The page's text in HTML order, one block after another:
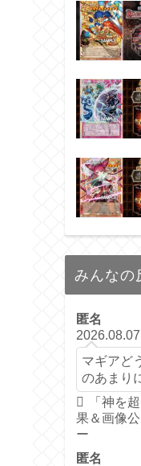
みんなの
匿名
2026.08.07
マギアど
のあまり
「神を
果＆画像
ー
匿名